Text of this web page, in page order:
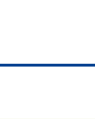
Notizie